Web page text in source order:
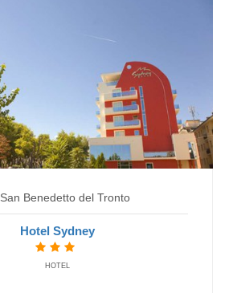
San Benedetto del Tronto
Hotel Sydney
HOTEL